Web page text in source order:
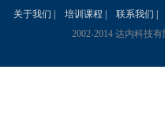
关于我们 培训课程 联系我们
2002-2014 达内科技